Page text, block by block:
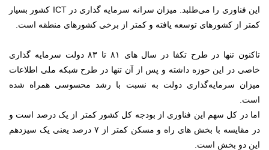
این فناوری را می‌طلبد. میزان سرانه سرمایه گذاری در ICT کشور بسیار
کمتر از کشورهای توسعه یافته و کمتر از برخی کشور‌های منطقه است.
تاکنون تنها در طرح تکفا در سال های ۸۱ تا ۸۳ دولت سرمایه گذاری
خاصی در این حوزه داشته و پس از آن تنها در طرح شبکه ملی اطلاعات
میزان سرمایه‌گذاری دولت به نسبت با رشد محسوسی همراه شده
است.
اما در کل سهم این فناوری از بودجه کل کشور کمتر از یک درصد است و
در مقایسه با بخش های راه و مسکن کمتر از ۷ درصد یعنی یک سیزدهم
این دو بخش است.